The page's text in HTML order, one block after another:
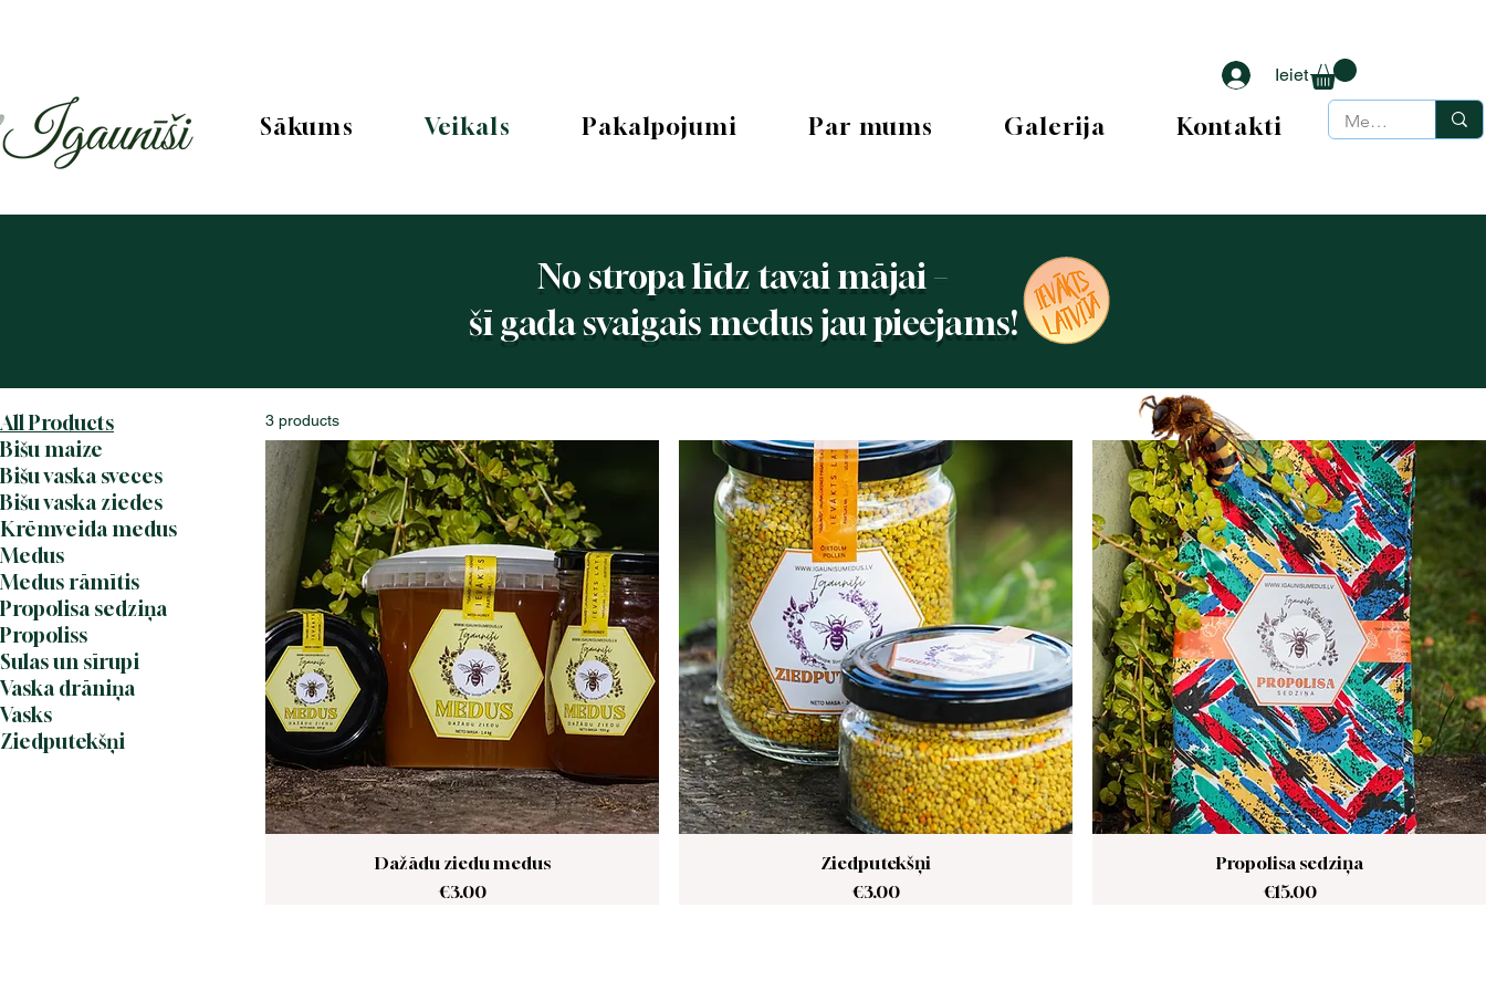
Ieiet
Sākums Veikals Pakalpojumi Par mums Galerija Kontakti
No stropa līdz tavai mājai –
šī gada svaigais medus jau pieejams!
All Products
Bišu maize
Bišu vaska sveces
Bišu vaska ziedes
Krēmveida medus
Medus
Medus rāmītis
Propolisa sedziņa
Propoliss
Sulas un sīrupi
Vaska drāniņa
Vasks
Ziedputekšņi
3 products
Dažādu ziedu medus
Price
€3.00
Ziedputekšņi
Price
€3.00
Propolisa sedziņa
Price
€15.00